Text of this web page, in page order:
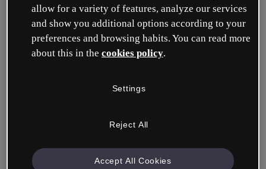
Créez votre compte gratuit !
Votre rôle se rapproche plus de celui de :
Société & Professionnels
allow for a variety of features, analyze our services
and show you additional options according to your
preferences and browsing habits. You can read more
about this in the cookies policy.
Settings
Reject All
Accept All Cookies